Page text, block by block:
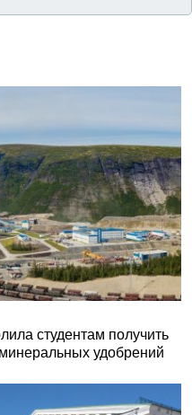
студентам получить
удобрений